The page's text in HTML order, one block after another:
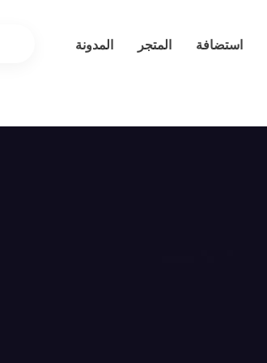
استضافة المتجر المدونة